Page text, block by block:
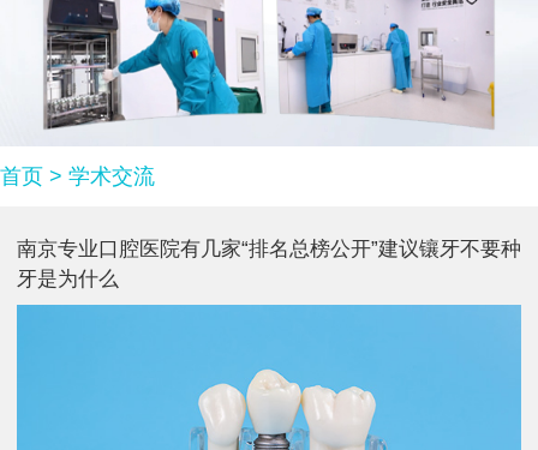
首页 > 学术交流
南京专业口腔医院有几家“排名总榜公开”建议镶牙不要种
牙是为什么